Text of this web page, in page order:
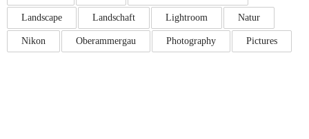
Landscape Landschaft Lightroom Natur
Nikon Oberammergau Photography Pictures